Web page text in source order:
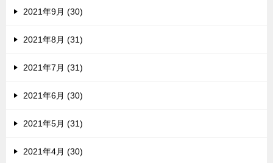
2021年9月 (30)
2021年8月 (31)
2021年7月 (31)
2021年6月 (30)
2021年5月 (31)
2021年4月 (30)